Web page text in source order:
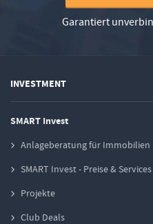
Garantiert
INVESTMENT
SMART Invest
Anlageberatung für Immobilien
SMART Invest - Preise & Services
Projekte
Club Deals